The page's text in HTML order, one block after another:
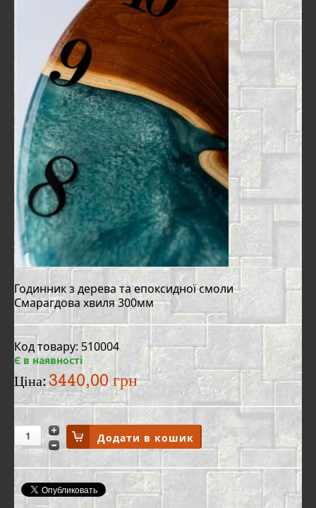
Годинник з дерева та епоксидної смоли
Смарагдова хвиля 300мм
Код товару: 510004
Є в наявності
Ціна: 3440,00 грн